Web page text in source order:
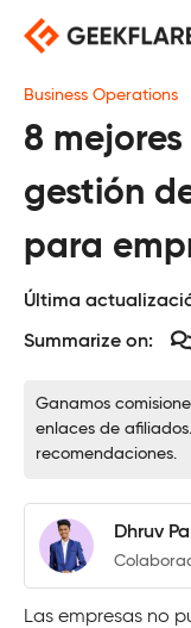
Saltar
contenido
Business Operations
8
gestión
para
Última
Summarize on:
Ganamos
enlaces de
recomendaciones.
Dhruv
Las empresas no